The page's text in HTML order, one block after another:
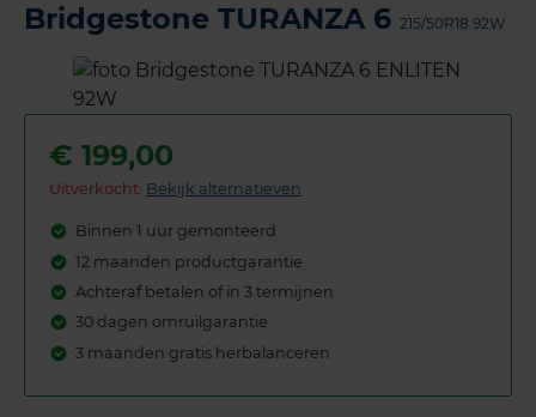
Bridgestone TURANZA 6 215/50R18 92W
€ 199,00
Uitverkocht: Bekijk alternatieven
Binnen 1 uur gemonteerd
12 maanden productgarantie
Achteraf betalen of in 3 termijnen
30 dagen omruilgarantie
3 maanden gratis herbalanceren